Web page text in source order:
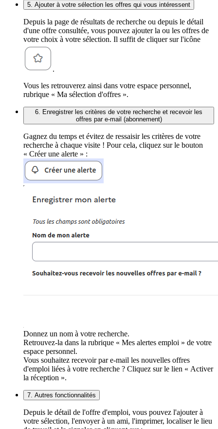
5. Ajouter à votre sélection les offres qui vous intéressent
Depuis la page de résultats de recherche ou depuis le détail
d'une offre consultée, vous pouvez ajouter la ou les offres de
votre choix à votre sélection. Il suffit de cliquer sur l'icône
.
Vous les retrouverez ainsi dans votre espace personnel,
rubrique « Ma sélection d'offres ».
6. Enregistrer les critères de votre recherche et recevoir les
offres par e-mail (abonnement)
Gagnez du temps et évitez de ressaisir les critères de votre
recherche à chaque visite ! Pour cela, cliquez sur le bouton
« Créer une alerte » :
Donnez un nom à votre recherche.
Retrouvez-la dans la rubrique « Mes alertes emploi » de votre
espace personnel.
Vous souhaitez recevoir par e-mail les nouvelles offres
d'emploi liées à votre recherche ? Cliquez sur le lien « Activer
la réception ».
7. Autres fonctionnalités
Depuis le détail de l'offre d'emploi, vous pouvez l'ajouter à
votre sélection, l'envoyer à un ami, l'imprimer, localiser le lieu